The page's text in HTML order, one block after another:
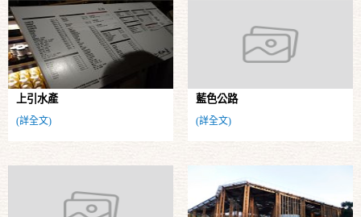
上引水產
(詳全文)
藍色公路
(詳全文)